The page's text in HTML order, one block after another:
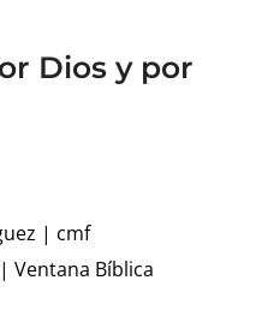
Dios y por
| cmf
| Ventana Bíblica